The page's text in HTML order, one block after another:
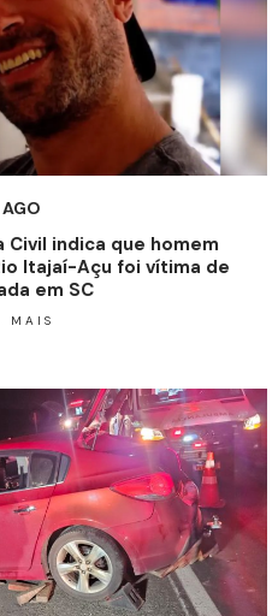
Civil indica que homem
Itajaí-Açu foi vítima de
em SC
MAIS